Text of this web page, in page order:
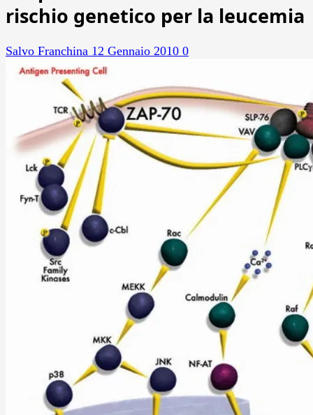
rischio genetico per la leucemia
Salvo Franchina 12 Gennaio 2010 0